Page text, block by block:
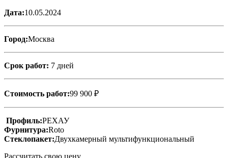
Дата:10.05.2024
Город:Москва
Срок работ: 7 дней
Стоимость работ:99 900 ₽
Профиль:РЕХАУ
Фурнитура:Roto
Стеклопакет:Двухкамерный мультифункциональный
Рассчитать свою цену